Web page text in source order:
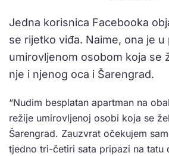
Jedna korisnica Facebooka
se rijetko viđa. Naime, ona je u
umirovljenom osobom koja se
nje i njenog oca i Šarengrad.
“Nudim besplatan apartman na
režije umirovljenoj osobi koja se
Šarengrad. Zauzvrat očekujem
tjedno tri-četiri sata pripazi na tatu